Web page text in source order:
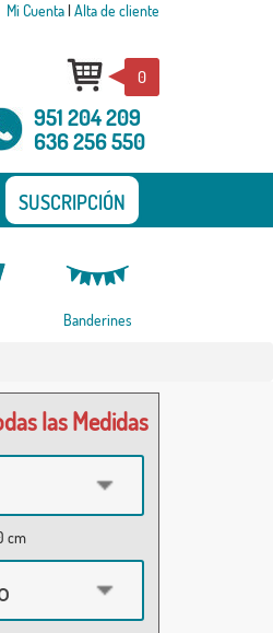
Mi Cuenta| Alta de cliente
0
951 204 209
636 256 550
SUSCRIPCIÓN
Banderines
las Medidas
cm